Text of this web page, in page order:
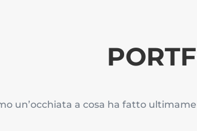
un’occhiata a cosa ha fatto